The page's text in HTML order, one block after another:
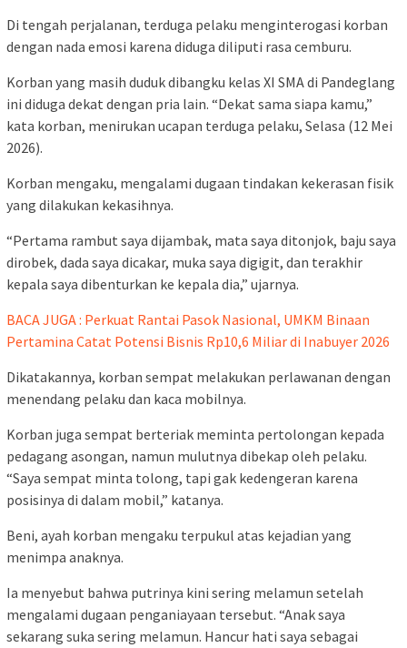
Di tengah perjalanan, terduga pelaku menginterogasi korban
dengan nada emosi karena diduga diliputi rasa cemburu.
Korban yang masih duduk dibangku kelas XI SMA di Pandeglang
ini diduga dekat dengan pria lain. “Dekat sama siapa kamu,”
kata korban, menirukan ucapan terduga pelaku, Selasa (12 Mei
2026).
Korban mengaku, mengalami dugaan tindakan kekerasan fisik
yang dilakukan kekasihnya.
“Pertama rambut saya dijambak, mata saya ditonjok, baju saya
dirobek, dada saya dicakar, muka saya digigit, dan terakhir
kepala saya dibenturkan ke kepala dia,” ujarnya.
BACA JUGA : Perkuat Rantai Pasok Nasional, UMKM Binaan
Pertamina Catat Potensi Bisnis Rp10,6 Miliar di Inabuyer 2026
Dikatakannya, korban sempat melakukan perlawanan dengan
menendang pelaku dan kaca mobilnya.
Korban juga sempat berteriak meminta pertolongan kepada
pedagang asongan, namun mulutnya dibekap oleh pelaku.
“Saya sempat minta tolong, tapi gak kedengeran karena
posisinya di dalam mobil,” katanya.
Beni, ayah korban mengaku terpukul atas kejadian yang
menimpa anaknya.
Ia menyebut bahwa putrinya kini sering melamun setelah
mengalami dugaan penganiayaan tersebut. “Anak saya
sekarang suka sering melamun. Hancur hati saya sebagai